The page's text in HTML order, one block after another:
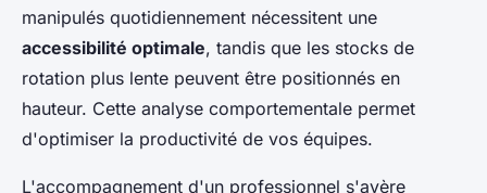
manipulés quotidiennement nécessitent une
accessibilité optimale, tandis que les stocks de
rotation plus lente peuvent être positionnés en
hauteur. Cette analyse comportementale permet
d'optimiser la productivité de vos équipes.
L'accompagnement d'un professionnel s'avère